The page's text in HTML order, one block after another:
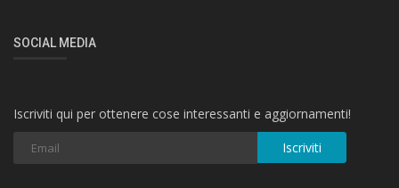
SOCIAL MEDIA
Iscriviti qui per ottenere cose interessanti e aggiornamenti!
Iscriviti